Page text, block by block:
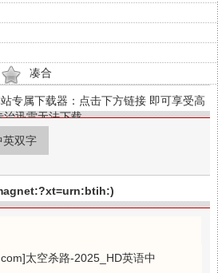
凑合
专属下载器：点击下方链接 即可享受高
治迅雷无法下载
英双字
太空杀路-2025_HD英语中